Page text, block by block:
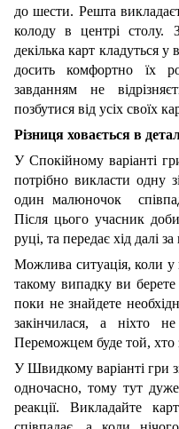
до шести. Решта
колоду в центрі столу.
декілька карт кладуться
досить комфортно їх
завданням не
позбутися від усіх своїх
Різниця ховається в
У Спокійному варіанті
потрібно викласти одну
один малюночок
Після цього учасник
руці, та передає хід далі
Можлива ситуація, коли у
такому випадку ви
поки не знайдете
закінчилася, а ніхто
Переможцем буде той, хто
У Швидкому варіанті гри
одночасно, тому тут
реакції. Викладайте